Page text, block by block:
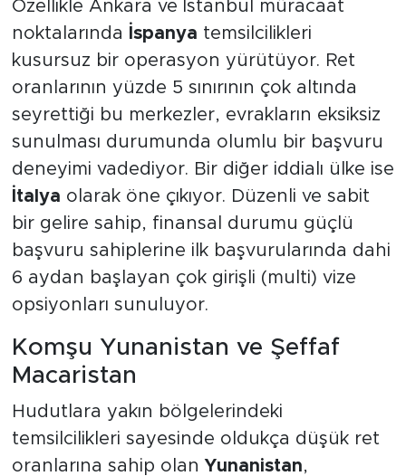
Özellikle Ankara ve İstanbul müracaat
noktalarında
İspanya temsilcilikleri
kusursuz bir operasyon yürütüyor. Ret
oranlarının yüzde 5 sınırının çok altında
seyrettiği bu merkezler, evrakların eksiksiz
sunulması durumunda olumlu bir başvuru
deneyimi vadediyor. Bir diğer iddialı ülke ise
İtalya olarak öne çıkıyor. Düzenli ve sabit
bir gelire sahip, finansal durumu güçlü
başvuru sahiplerine ilk başvurularında dahi
6 aydan başlayan çok girişli (multi) vize
opsiyonları sunuluyor.
Komşu Yunanistan ve Şeffaf
Macaristan
Hudutlara yakın bölgelerindeki
temsilcilikleri sayesinde oldukça düşük ret
oranlarına sahip olanYunanistan,